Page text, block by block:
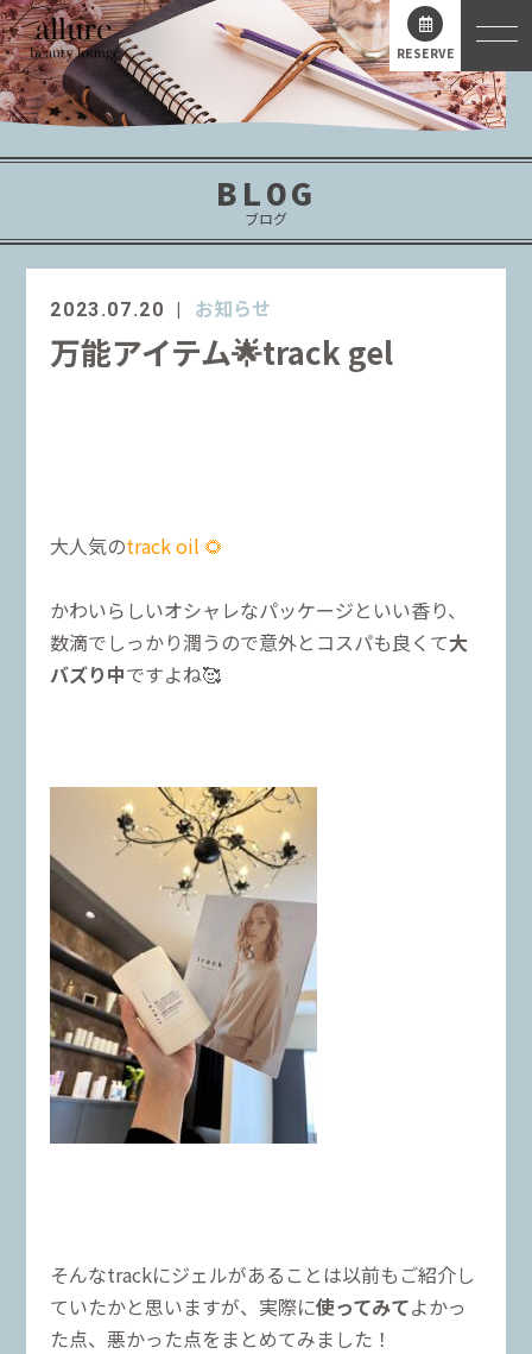
RESERVE
BLOG
ブログ
2023.07.20 お知らせ
万能アイテム🌟track gel
大人気のtrack oil 🌻
かわいらしいオシャレなパッケージといい香り、
数滴でしっかり潤うので意外とコスパも良くて大
バズり中ですよね🥰
そんなtrackにジェルがあることは以前もご紹介し
ていたかと思いますが、実際に使ってみてよかっ
た点、悪かった点をまとめてみました！